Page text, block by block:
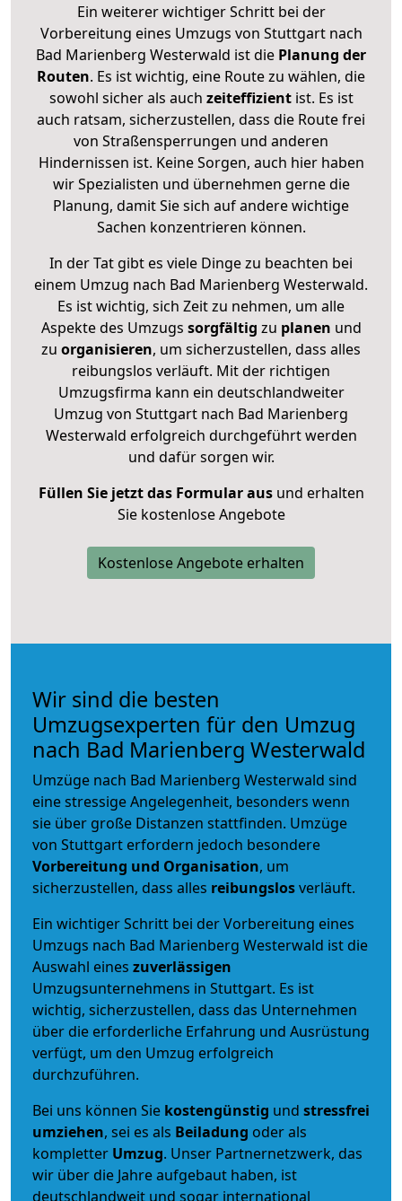
Ein weiterer wichtiger Schritt bei der
Vorbereitung eines Umzugs von Stuttgart nach
Bad Marienberg Westerwald ist die Planung der
Routen. Es ist wichtig, eine Route zu wählen, die
sowohl sicher als auch zeiteffizientist. Es ist
auch ratsam, sicherzustellen, dass die Route frei
von Straßensperrungen und anderen
Hindernissen ist. Keine Sorgen, auch hier haben
wir Spezialisten und übernehmen gerne die
Planung, damit Sie sich auf andere wichtige
Sachen konzentrieren können.
In der Tat gibt es viele Dinge zu beachten bei
einem Umzug nach Bad Marienberg Westerwald.
Es ist wichtig, sich Zeit zu nehmen, um alle
Aspekte des Umzugs sorgfältig zu planen und
zu organisieren, um sicherzustellen, dass alles
reibungslos verläuft. Mit der richtigen
Umzugsfirma kann ein deutschlandweiter
Umzug von Stuttgart nach Bad Marienberg
Westerwald erfolgreich durchgeführt werden
und dafür sorgen wir.
Füllen Sie jetzt das Formular ausund erhalten
Sie kostenlose Angebote
Kostenlose Angebote erhalten
Wir sind die besten
Umzugsexperten für den Umzug
nach Bad Marienberg Westerwald
Umzüge nach Bad Marienberg Westerwald sind
eine stressige Angelegenheit, besonders wenn
sie über große Distanzen stattfinden. Umzüge
von Stuttgart erfordern jedoch besondere
Vorbereitung und Organisation, um
sicherzustellen, dass alles reibungslosverläuft.
Ein wichtiger Schritt bei der Vorbereitung eines
Umzugs nach Bad Marienberg Westerwald ist die
Auswahl eines zuverlässigen
Umzugsunternehmens in Stuttgart. Es ist
wichtig, sicherzustellen, dass das Unternehmen
über die erforderliche Erfahrung und Ausrüstung
verfügt, um den Umzug erfolgreich
durchzuführen.
Bei uns können Sie kostengünstig und stressfrei
umziehen, sei es als Beiladung oder als
kompletter Umzug. Unser Partnernetzwerk, das
wir über die Jahre aufgebaut haben, ist
deutschlandweit und sogar international